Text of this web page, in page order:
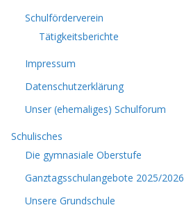
Schulförderverein
Tätigkeitsberichte
Impressum
Datenschutzerklärung
Unser (ehemaliges) Schulforum
Schulisches
Die gymnasiale Oberstufe
Ganztagsschulangebote 2025/2026
Unsere Grundschule